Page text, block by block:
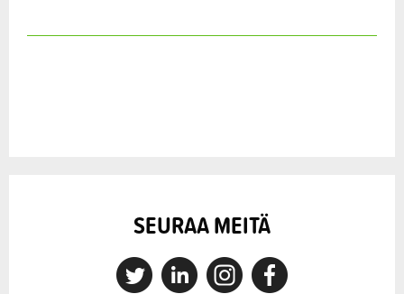
SEURAA MEITÄ
X LinkedinInstagramFacebook